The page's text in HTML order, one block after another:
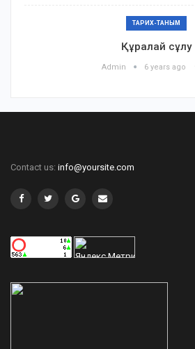
ТАРИХ-ТАНЫМ
Құралай сұлу
Admin 6 years ago
Contact us: info@yoursite.com